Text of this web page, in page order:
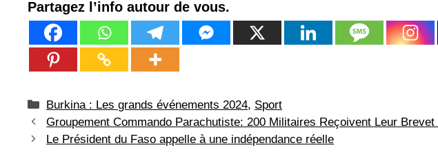
Partagez l’info autour de vous.
Catégories
Burkina : Les grands événements 2024, Sport
Groupement Commando Parachutiste: 200 Militaires Reçoivent Leur
Le Président du Faso appelle à une indépendance réelle